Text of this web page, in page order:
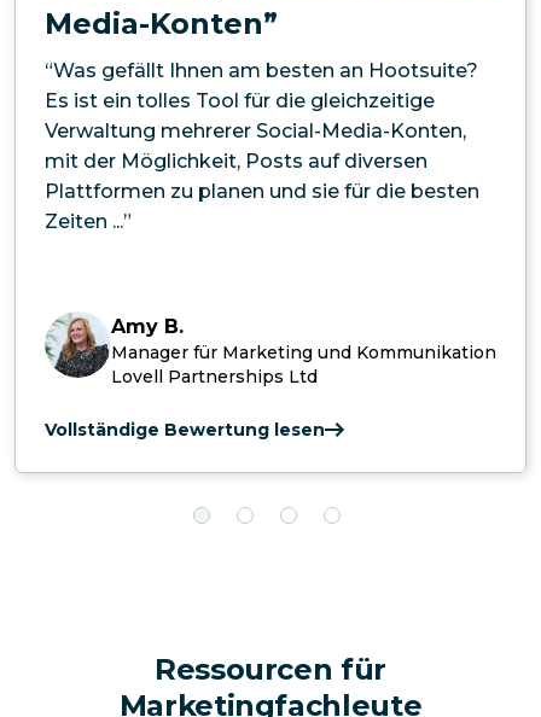
Media-Konten”
“Was gefällt Ihnen am besten an Hootsuite?
Es ist ein tolles Tool für die gleichzeitige
Verwaltung mehrerer Social-Media-Konten,
mit der Möglichkeit, Posts auf diversen
Plattformen zu planen und sie für die besten
Zeiten ...”
Amy B.
Manager für Marketing und Kommunikation
Lovell Partnerships Ltd
Vollständige Bewertung lesen
Ressourcen für
Marketingfachleute